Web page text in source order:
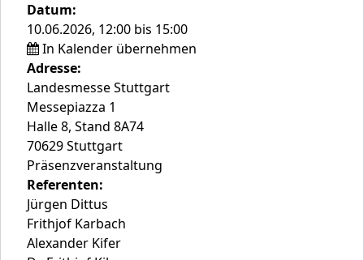
Datum:
10.06.2026, 12:00 bis 15:00
In Kalender übernehmen
Adresse:
Landesmesse Stuttgart
Messepiazza 1
Halle 8, Stand 8A74
70629 Stuttgart
Präsenzveranstaltung
Referenten:
Jürgen Dittus
Frithjof Karbach
Alexander Kifer